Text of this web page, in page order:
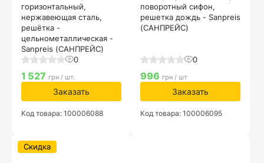
горизонтальный,
нержавеющая сталь,
решётка -
цельнометаллическая -
Sanpreis (САНПРЕЙС)
0
1 527 грн / шт.
Заказать
Код товара: 100006088
поворотный сифон,
решетка дождь - Sanpreis
(САНПРЕЙС)
0
996 грн / шт
Заказать
Код товара: 100006095
Скидка